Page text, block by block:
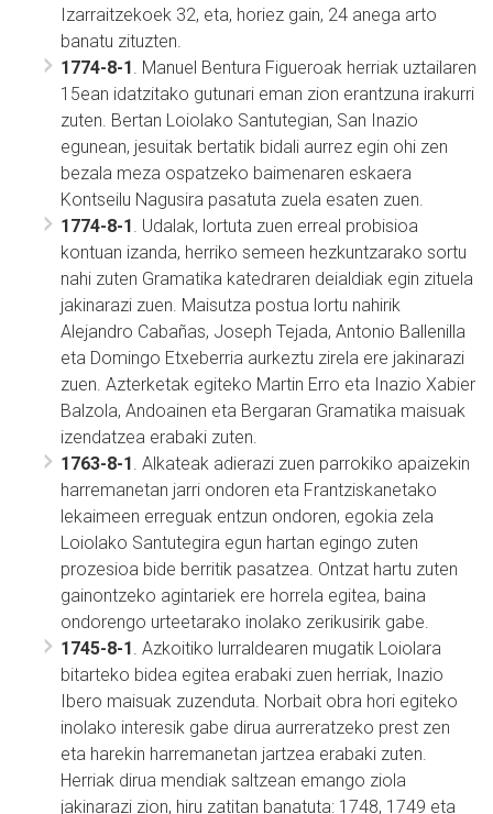
Izarraitzekoek 32, eta, horiez gain, 24 anega arto
banatu zituzten.
1774-8-1 . Manuel Bentura Figueroak herriak uztailaren
15ean idatzitako gutunari eman zion erantzuna irakurri
zuten. Bertan Loiolako Santutegian, San Inazio
egunean, jesuitak bertatik bidali aurrez egin ohi zen
bezala meza ospatzeko baimenaren eskaera
Kontseilu Nagusira pasatuta zuela esaten zuen.
1774-8-1 . Udalak, lortuta zuen erreal probisioa
kontuan izanda, herriko semeen hezkuntzarako sortu
nahi zuten Gramatika katedraren deialdiak egin zituela
jakinarazi zuen. Maisutza postua lortu nahirik
Alejandro Cabañas, Joseph Tejada, Antonio Ballenilla
eta Domingo Etxeberria aurkeztu zirela ere jakinarazi
zuen. Azterketak egiteko Martin Erro eta Inazio Xabier
Balzola, Andoainen eta Bergaran Gramatika maisuak
izendatzea erabaki zuten.
1763-8-1 . Alkateak adierazi zuen parrokiko apaizekin
harremanetan jarri ondoren eta Frantziskanetako
lekaimeen erreguak entzun ondoren, egokia zela
Loiolako Santutegira egun hartan egingo zuten
prozesioa bide berritik pasatzea. Ontzat hartu zuten
gainontzeko agintariek ere horrela egitea, baina
ondorengo urteetarako inolako zerikusirik gabe.
1745-8-1 . Azkoitiko lurraldearen mugatik Loiolara
bitarteko bidea egitea erabaki zuen herriak, Inazio
Ibero maisuak zuzenduta. Norbait obra hori egiteko
inolako interesik gabe dirua aurreratzeko prest zen
eta harekin harremanetan jartzea erabaki zuten.
Herriak dirua mendiak saltzean emango ziola
jakinarazi zion, hiru zatitan banatuta: 1748, 1749 eta